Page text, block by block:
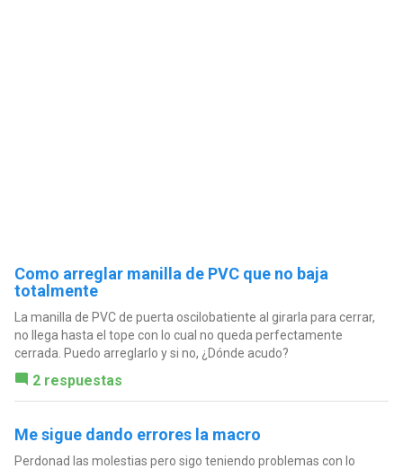
Como arreglar manilla de PVC que no baja
totalmente
La manilla de PVC de puerta oscilobatiente al girarla para cerrar,
no llega hasta el tope con lo cual no queda perfectamente
cerrada. Puedo arreglarlo y si no, ¿Dónde acudo?
2 respuestas
Me sigue dando errores la macro
Perdonad las molestias pero sigo teniendo problemas con lo